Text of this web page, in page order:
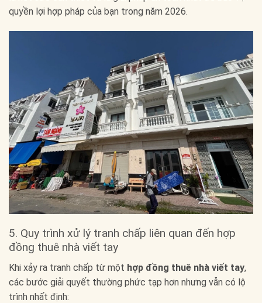
quyền lợi hợp pháp của bạn trong năm 2026.
5. Quy trình xử lý tranh chấp liên quan đến hợp
đồng thuê nhà viết tay
Khi xảy ra tranh chấp từ một hợp đồng thuê nhà viết tay,
các bước giải quyết thường phức tạp hơn nhưng vẫn có lộ
trình nhất định: